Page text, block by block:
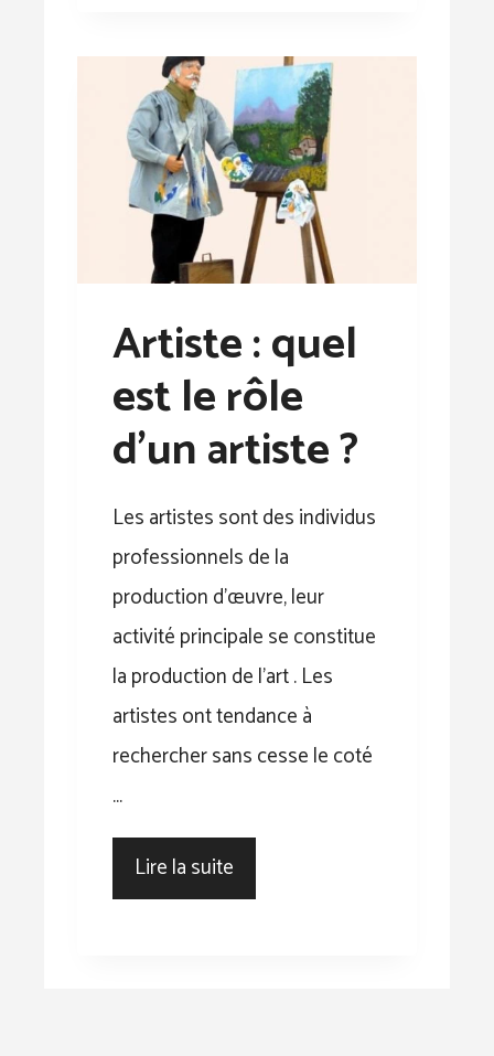
Artiste : quel
est le rôle
d’un artiste ?
Les artistes sont des individus
professionnels de la
production d’œuvre, leur
activité principale se constitue
la production de l’art . Les
artistes ont tendance à
rechercher sans cesse le coté
…
Lire la suite